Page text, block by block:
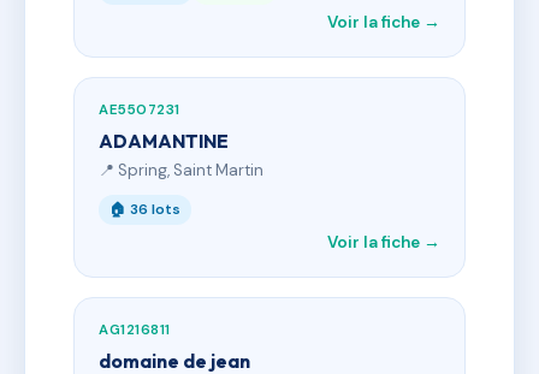
Voir la fiche →
AE5507231
ADAMANTINE
📍 Spring, Saint Martin
🏠 36 lots
Voir la fiche →
AG1216811
domaine de jean